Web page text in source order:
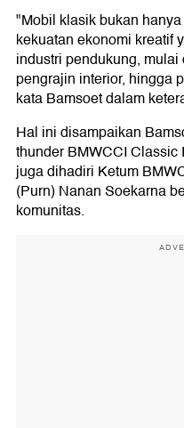
"Mobil klasik bukan
kekuatan ekonomi kreatif
industri pendukung,
pengrajin interior, hingga
kata Bamsoet dalam
Hal ini disampaikan
thunder BMWCCI
juga dihadiri Ketum
(Purn) Nanan Soekarna
komunitas.